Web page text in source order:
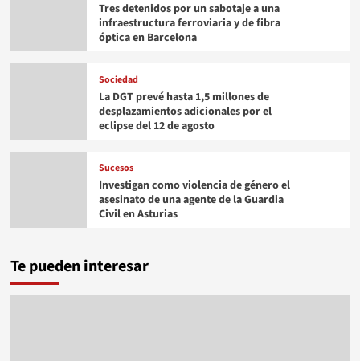
Tres detenidos por un sabotaje a una
infraestructura ferroviaria y de fibra
óptica en Barcelona
Sociedad
La DGT prevé hasta 1,5 millones de
desplazamientos adicionales por el
eclipse del 12 de agosto
Sucesos
Investigan como violencia de género el
asesinato de una agente de la Guardia
Civil en Asturias
Te pueden interesar